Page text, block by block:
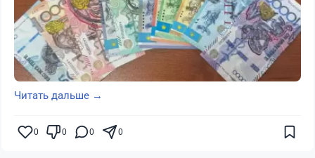
Читать дальше →
0 0 0 0